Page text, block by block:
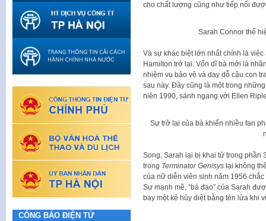
cho chất lượng cũng như tiếp nối
Sarah Connor thể
Và sự khác biệt lớn nhất chính là
Hamilton trở lại. Vốn dĩ bà mới là
nhiệm vụ bảo vệ và dạy dỗ cậu con
sau này. Đây cũng là một trong
niên 1990, sánh ngang với Ellen
Sự trở lại của bà khiến nhiều fan
Song, Sarah lại bị khai tử trong phần
trong Terminator Genisyslại không
của nữ diễn viên sinh năm 1956
Sự mạnh mẽ, “bá đạo” của Sarah
bay một kẻ hủy diệt bằng tên lửa khi
CÔNG BÁO ĐIỆN TỬ